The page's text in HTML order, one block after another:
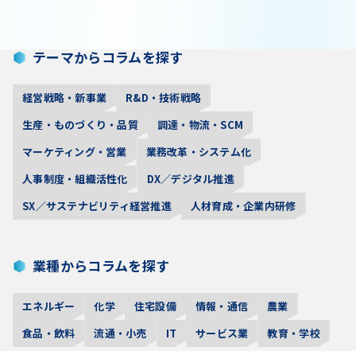
テーマからコラムを探す
経営戦略・新事業
R&D・技術戦略
生産・ものづくり・品質
調達・物流・SCM
マーケティング・営業
業務改革・システム化
人事制度・組織活性化
DX／デジタル推進
SX／サステナビリティ経営推進
人材育成・企業内研修
業種からコラムを探す
エネルギー 化学 住宅設備 情報・通信
農業
食品・飲料
流通・小売 IT サービス業 教育・学校